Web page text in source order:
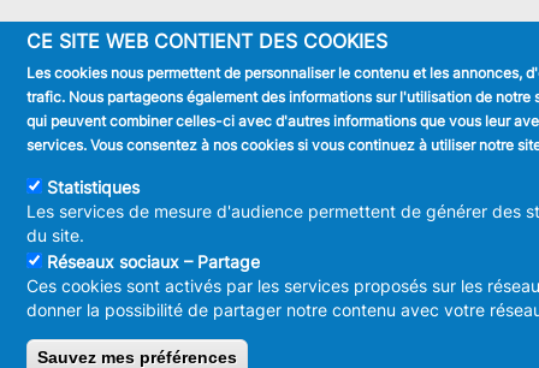
CE SITE WEB CONTIENT DES COOKIES
Les cookies nous permettent de personnaliser le contenu et les
trafic. Nous partageons également des informations sur l'utilisation de
qui peuvent combiner celles-ci avec d'autres informations que vous leur
services. Vous consentez à nos cookies si vous continuez à utiliser notre
Statistiques
Les services de mesure d'audience permettent de générer des
du site.
Réseaux sociaux – Partage
Ces cookies sont activés par les services proposés sur les
donner la possibilité de partager notre contenu avec votre
Sauvez mes préférences